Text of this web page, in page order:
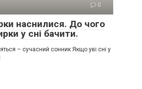
0
наснилися. До чого
у сні бачити.
– сучасний сонник Якщо уві сні у